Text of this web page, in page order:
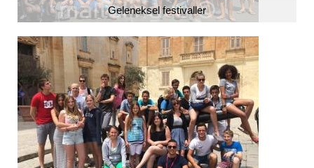
Geleneksel festivaller